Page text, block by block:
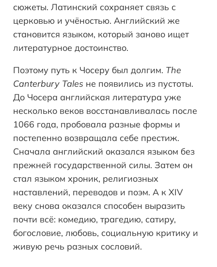
сюжеты. Латинский сохраняет связь с
церковью и учёностью. Английский же
становится языком, который заново ищет
литературное достоинство.
Поэтому путь к Чосеру был долгим. The
Canterbury Tales не появились из пустоты.
До Чосера английская литература уже
несколько веков восстанавливалась после
1066 года, пробовала разные формы и
постепенно возвращала себе престиж.
Сначала английский оказался языком без
прежней государственной силы. Затем он
стал языком хроник, религиозных
наставлений, переводов и поэм. А к XIV
веку снова оказался способен выразить
почти всё: комедию, трагедию, сатиру,
богословие, любовь, социальную критику и
живую речь разных сословий.